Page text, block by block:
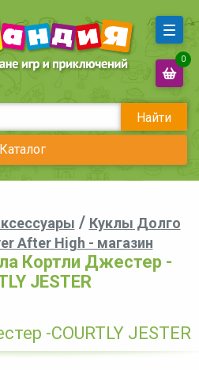
Найти
Каталог
0
/ Куклы Долго
After High - магазин
Кортли Джестер -
JESTER
-COURTLY JESTER